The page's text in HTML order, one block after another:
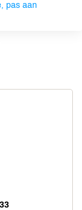
pas aan